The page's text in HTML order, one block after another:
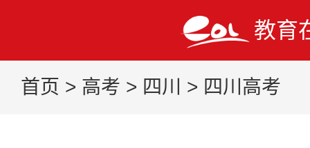
教育
首页 > 高考 > 四川 > 四川高考